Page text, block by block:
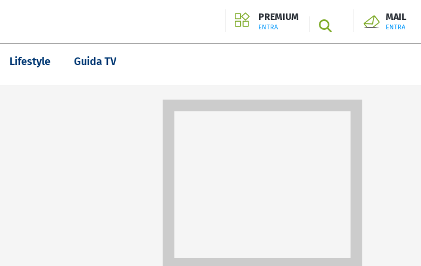
PREMIUM
ENTRA SEARCH
MAIL
ENTRA
Lifestyle Guida TV